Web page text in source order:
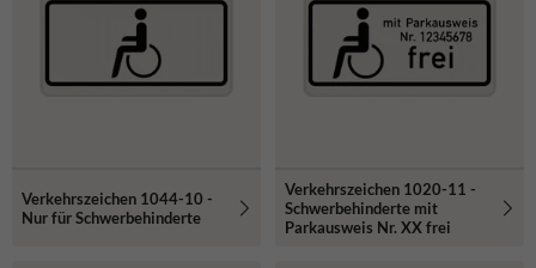
Verkehrszeichen 1044-10 -
Nur für Schwerbehinderte
Verkehrszeichen 1020-11 -
Schwerbehinderte mit
Parkausweis Nr. XX frei